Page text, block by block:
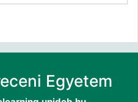
Egyetem